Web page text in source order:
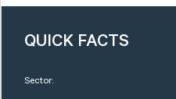
QUICK FACTS
Sector: